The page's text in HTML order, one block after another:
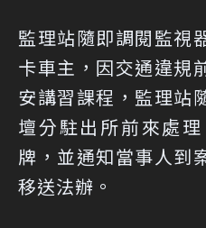
監理站隨即調閱監視
卡車主，因交通違規
安講習課程，監理站
壇分駐出所前來處
牌，並通知當事人到
移送法辦。